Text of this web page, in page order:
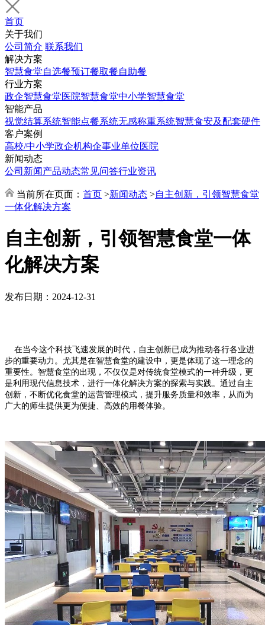
首页
关于我们
公司简介 联系我们
解决方案
智慧食堂自选餐预订餐取餐自助餐
行业方案
政企智慧食堂医院智慧食堂中小学智慧食堂
智能产品
视觉结算系统智能点餐系统无感称重系统智慧食安及配套硬件
客户案例
高校/中小学政企机构企事业单位医院
新闻动态
公司新闻产品动态常见问答行业资讯
当前所在页面： 首页 >新闻动态 >自主创新，引领智慧食堂
一体化解决方案
自主创新，引领智慧食堂一体
化解决方案
发布日期：2024-12-31
在当今这个科技飞速发展的时代，自主创新已成为推动各行各业进
步的重要动力。尤其是在智慧食堂的建设中，更是体现了这一理念的
重要性。智慧食堂的出现，不仅仅是对传统食堂模式的一种升级，更
是利用现代信息技术，进行一体化解决方案的探索与实践。通过自主
创新，不断优化食堂的运营管理模式，提升服务质量和效率，从而为
广大的师生提供更为便捷、高效的用餐体验。